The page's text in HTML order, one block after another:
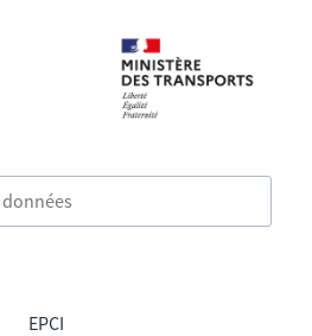
EPCI